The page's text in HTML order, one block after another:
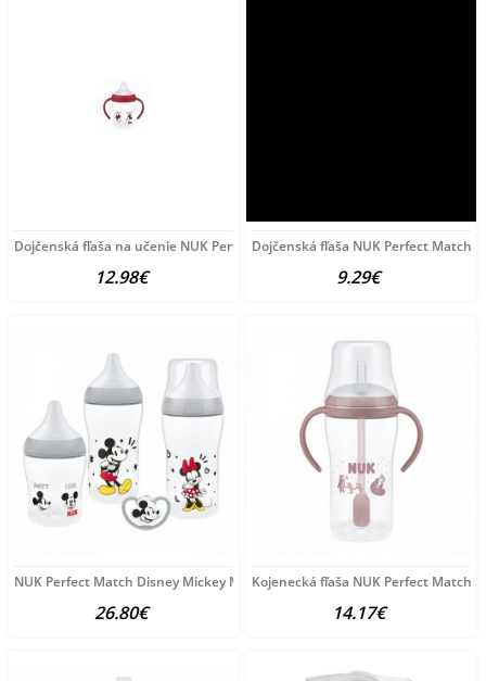
Dojčenská fľaša na učenie NUK Perfect Match DISNEY
12.98€
Dojčenská fľaša NUK Perfect Match
9.29€
NUK Perfect Match Disney Mickey Mouse Set
26.80€
Kojenecká fľaša NUK Perfect Match
14.17€